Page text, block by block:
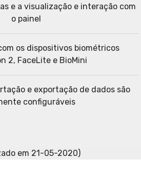
e a visualização e interação com
o painel
os dispositivos biométricos
2, FaceLite e BioMini
e exportação de dados são
configuráveis
em 21-05-2020)